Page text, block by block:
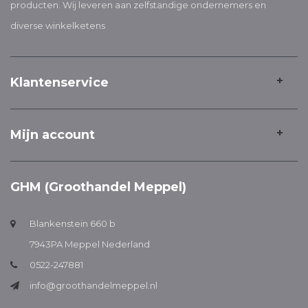
producten. Wij leveren aan zelfstandige ondernemers en
diverse winkelketens
Klantenservice
Mijn account
GHM (Groothandel Meppel)
Blankenstein 660 b
7943PA Meppel Nederland
0522-247881
info@groothandelmeppel.nl